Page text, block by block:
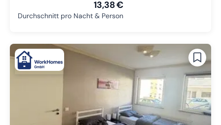
13,38 €
Durchschnitt pro Nacht & Person